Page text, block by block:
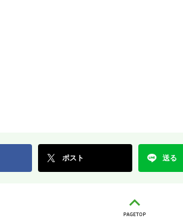
ポスト 送る